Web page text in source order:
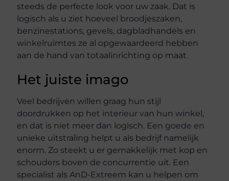
steeds de perfecte look voor uw zaak. Dat is
logisch als u ziet hoeveel broodjeszaken,
benzinestations, gevels, dagbladhandels en
winkelruimtes ze al opgewaardeerd hebben
aan de hand van totaalinrichting op maat.
Het juiste imago
Veel bedrijven willen graag hun stijl
doordrukken op het interieur van hun winkel,
en dat is niet meer dan logisch. Een goede en
unieke uitstraling helpt u als bedrijf namelijk
enorm. Zo steekt u er gemakkelijk met kop en
schouders boven de concurrentie uit. Een
specialist als AnD-Extreem kan u helpen om